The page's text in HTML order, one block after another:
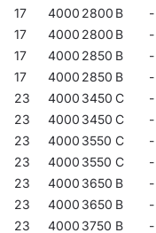
17
4000 2800 B -
17
4000 2800 B -
17
4000 2850 B -
17
4000 2850 B -
23
4000 3450 C -
23
4000 3450 C -
23
4000 3550 C -
23
4000 3550 C -
23
4000 3650 B -
23
4000 3650 B -
23
4000 3750 B -